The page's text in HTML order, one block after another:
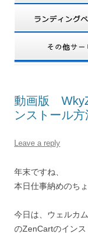
MONTHLY ARCHIVES:
動画版
ンストール方
Leave a reply
年末ですね、
本日仕事納めのち
今日は、ウェルカ
のZenCartのイン